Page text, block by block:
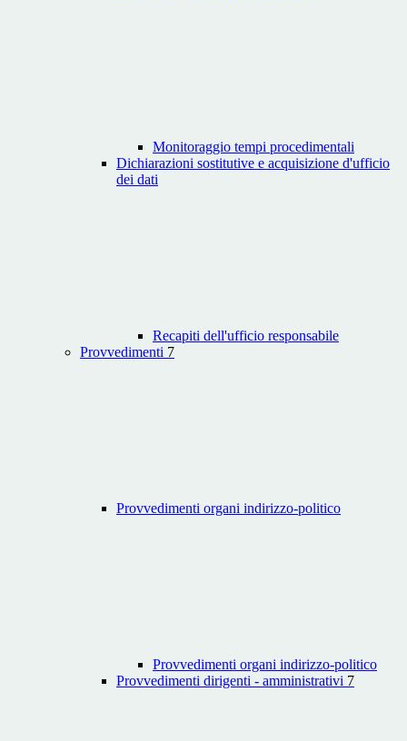
Monitoraggio tempi procedimentali
Dichiarazioni sostitutive e acquisizione d'ufficio
dei dati
Recapiti dell'ufficio responsabile
Provvedimenti 7
Provvedimenti organi indirizzo-politico
Provvedimenti organi indirizzo-politico
Provvedimenti dirigenti - amministrativi 7